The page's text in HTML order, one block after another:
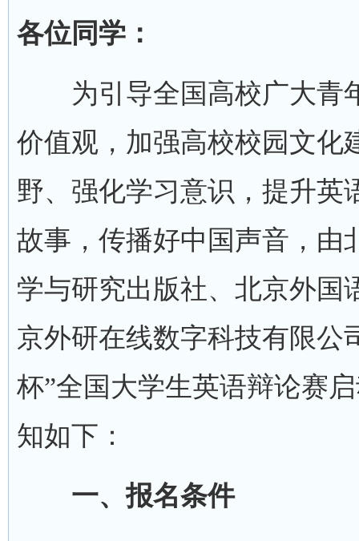
各位同学：
为引导全国高校广大青
价值观，加强高校校园文化
野、强化学习意识，提升英
故事，传播好中国声音，由
学与研究出版社、北京外国
京外研在线数字科技有限公
杯”全国大学生英语辩论赛
知如下：
一、报名条件